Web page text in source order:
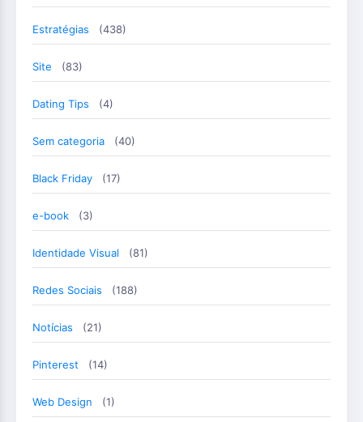
Estratégias (438)
Site (83)
Dating Tips (4)
Sem categoria (40)
Black Friday (17)
e-book (3)
Identidade Visual (81)
Redes Sociais (188)
Notícias (21)
Pinterest (14)
Web Design (1)